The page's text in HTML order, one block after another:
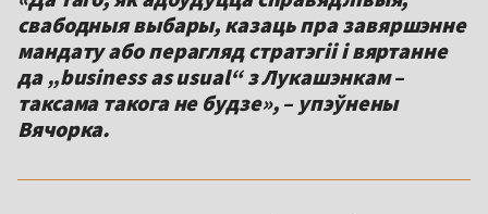
свабодныя выбары, казаць пра завяршэнне
мандату або перагляд стратэгіі і вяртанне
да „business as usual“ з Лукашэнкам –
таксама такога не будзе», – упэўнены
Вячорка.